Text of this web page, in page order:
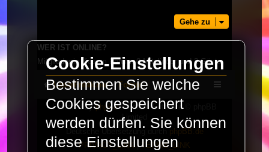
Gehe zu
WER IST ONLINE?
Mitglieder in diesem Forum: 0 Mitglieder und 2 Gäste
LaserFreak.net Forum
Powered byphpBB® Forum Software © phpBB
Limited
phpBB.de
PRIVACY_LINK|TERMS_LINK
Cookie-Einstellungen
Bestimmen Sie welche
Cookies gespeichert
werden dürfen. Sie können
diese Einstellungen